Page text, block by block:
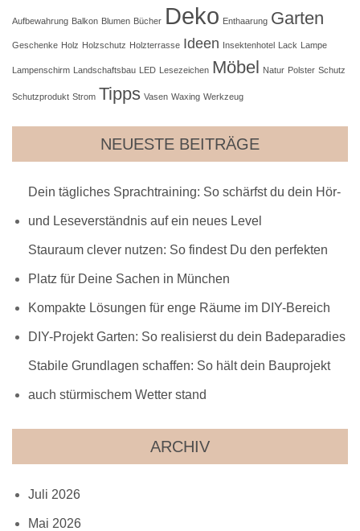
Aufbewahrung Balkon Blumen Bücher Deko Enthaarung Garten
Geschenke Holz Holzschutz Holzterrasse Ideen Insektenhotel Lack Lampe
Lampenschirm Landschaftsbau LED Lesezeichen Möbel Natur Polster Schutz
Schutzprodukt Strom Tipps Vasen Waxing Werkzeug
NEUESTE BEITRÄGE
Dein tägliches Sprachtraining: So schärfst du dein Hör-
und Leseverständnis auf ein neues Level
Stauraum clever nutzen: So findest Du den perfekten
Platz für Deine Sachen in München
Kompakte Lösungen für enge Räume im DIY-Bereich
DIY-Projekt Garten: So realisierst du dein Badeparadies
Stabile Grundlagen schaffen: So hält dein Bauprojekt
auch stürmischem Wetter stand
ARCHIV
Juli 2026
Mai 2026